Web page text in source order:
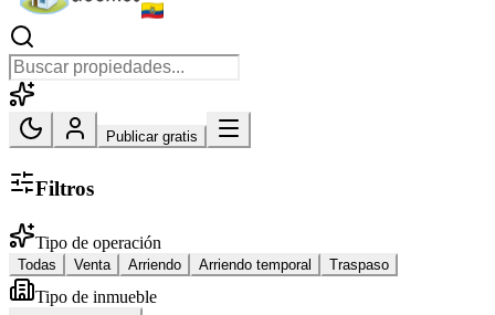
Publicar gratis
Filtros
Tipo de operación
Todas Venta Arriendo Arriendo temporal Traspaso
Tipo de inmueble